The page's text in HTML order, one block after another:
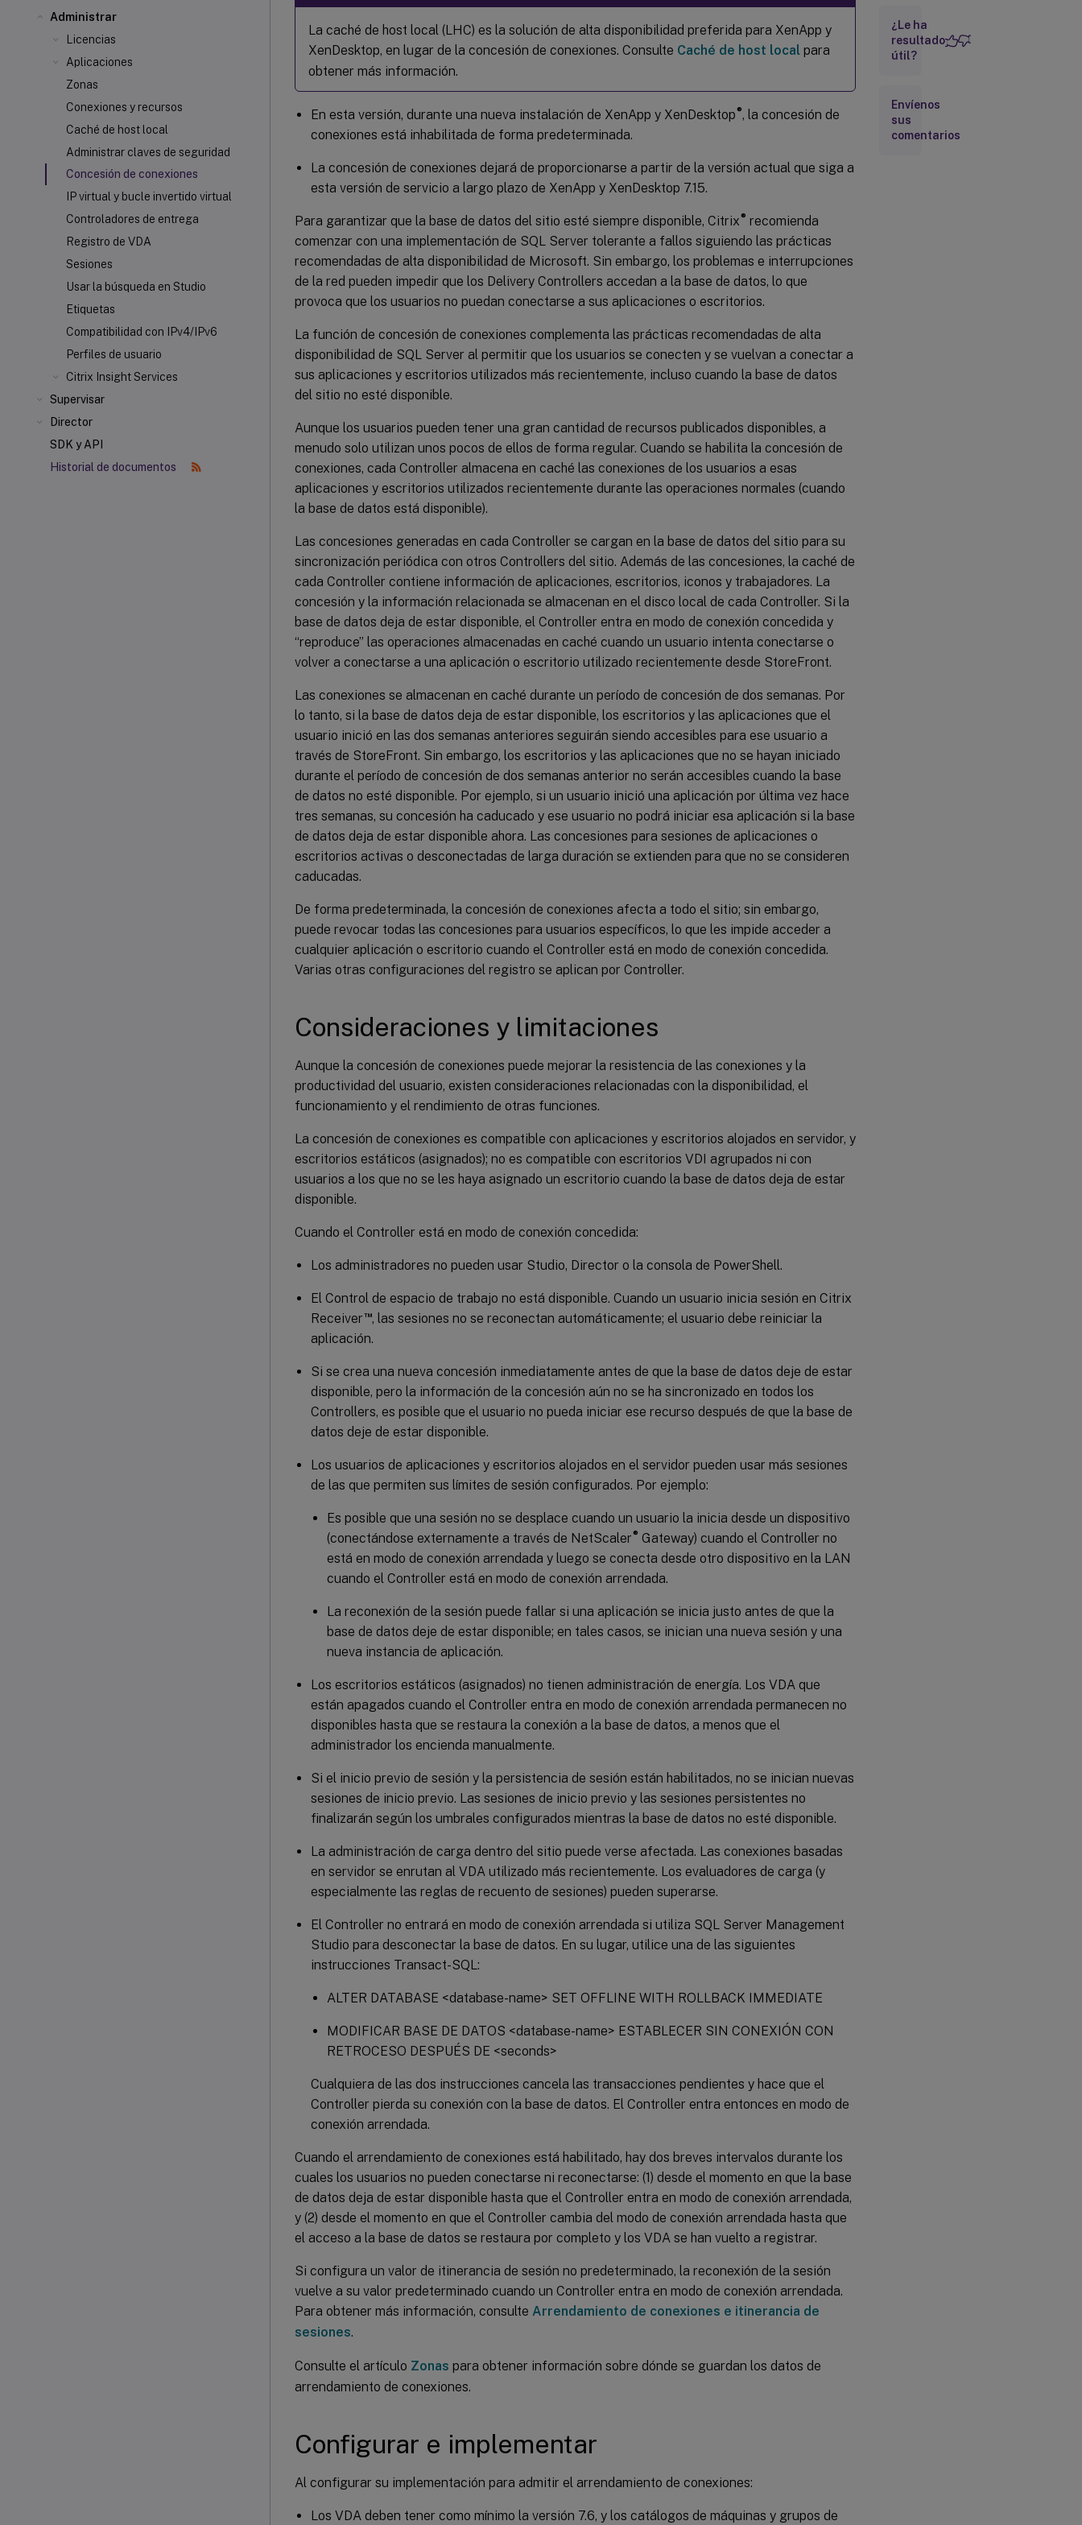
Administrar
Licencias
Aplicaciones
Zonas
Conexiones y recursos
Caché de host local
Administrar claves de seguridad
Concesión de conexiones
IP virtual y bucle invertido virtual
Controladores de entrega
Registro de VDA
Sesiones
Usar la búsqueda en Studio
Etiquetas
Compatibilidad con IPv4/IPv6
Perfiles de usuario
Citrix Insight Services
Supervisar
Director
SDK y API
Historial de documentos
La caché de host local (LHC) es la solución de alta disponibilidad preferida para XenApp y
XenDesktop, en lugar de la concesión de conexiones. Consulte Caché de host local para
obtener más información.
En esta versión, durante una nueva instalación de XenApp y XenDesktop®, la concesión de
conexiones está inhabilitada de forma predeterminada.
La concesión de conexiones dejará de proporcionarse a partir de la versión actual que siga a
esta versión de servicio a largo plazo de XenApp y XenDesktop 7.15.
Para garantizar que la base de datos del sitio esté siempre disponible, Citrix® recomienda
comenzar con una implementación de SQL Server tolerante a fallos siguiendo las prácticas
recomendadas de alta disponibilidad de Microsoft. Sin embargo, los problemas e interrupciones
de la red pueden impedir que los Delivery Controllers accedan a la base de datos, lo que
provoca que los usuarios no puedan conectarse a sus aplicaciones o escritorios.
La función de concesión de conexiones complementa las prácticas recomendadas de alta
disponibilidad de SQL Server al permitir que los usuarios se conecten y se vuelvan a conectar a
sus aplicaciones y escritorios utilizados más recientemente, incluso cuando la base de datos
del sitio no esté disponible.
Aunque los usuarios pueden tener una gran cantidad de recursos publicados disponibles, a
menudo solo utilizan unos pocos de ellos de forma regular. Cuando se habilita la concesión de
conexiones, cada Controller almacena en caché las conexiones de los usuarios a esas
aplicaciones y escritorios utilizados recientemente durante las operaciones normales (cuando
la base de datos está disponible).
Las concesiones generadas en cada Controller se cargan en la base de datos del sitio para su
sincronización periódica con otros Controllers del sitio. Además de las concesiones, la caché de
cada Controller contiene información de aplicaciones, escritorios, iconos y trabajadores. La
concesión y la información relacionada se almacenan en el disco local de cada Controller. Si la
base de datos deja de estar disponible, el Controller entra en modo de conexión concedida y
“reproduce” las operaciones almacenadas en caché cuando un usuario intenta conectarse o
volver a conectarse a una aplicación o escritorio utilizado recientemente desde StoreFront.
Las conexiones se almacenan en caché durante un período de concesión de dos semanas. Por
lo tanto, si la base de datos deja de estar disponible, los escritorios y las aplicaciones que el
usuario inició en las dos semanas anteriores seguirán siendo accesibles para ese usuario a
través de StoreFront. Sin embargo, los escritorios y las aplicaciones que no se hayan iniciado
durante el período de concesión de dos semanas anterior no serán accesibles cuando la base
de datos no esté disponible. Por ejemplo, si un usuario inició una aplicación por última vez hace
tres semanas, su concesión ha caducado y ese usuario no podrá iniciar esa aplicación si la base
de datos deja de estar disponible ahora. Las concesiones para sesiones de aplicaciones o
escritorios activas o desconectadas de larga duración se extienden para que no se consideren
caducadas.
De forma predeterminada, la concesión de conexiones afecta a todo el sitio; sin embargo,
puede revocar todas las concesiones para usuarios específicos, lo que les impide acceder a
cualquier aplicación o escritorio cuando el Controller está en modo de conexión concedida.
Varias otras configuraciones del registro se aplican por Controller.
Consideraciones y limitaciones
Aunque la concesión de conexiones puede mejorar la resistencia de las conexiones y la
productividad del usuario, existen consideraciones relacionadas con la disponibilidad, el
funcionamiento y el rendimiento de otras funciones.
La concesión de conexiones es compatible con aplicaciones y escritorios alojados en servidor, y
escritorios estáticos (asignados); no es compatible con escritorios VDI agrupados ni con
usuarios a los que no se les haya asignado un escritorio cuando la base de datos deja de estar
disponible.
Cuando el Controller está en modo de conexión concedida:
Los administradores no pueden usar Studio, Director o la consola de PowerShell.
El Control de espacio de trabajo no está disponible. Cuando un usuario inicia sesión en Citrix
Receiver™, las sesiones no se reconectan automáticamente; el usuario debe reiniciar la
aplicación.
Si se crea una nueva concesión inmediatamente antes de que la base de datos deje de estar
disponible, pero la información de la concesión aún no se ha sincronizado en todos los
Controllers, es posible que el usuario no pueda iniciar ese recurso después de que la base de
datos deje de estar disponible.
Los usuarios de aplicaciones y escritorios alojados en el servidor pueden usar más sesiones
de las que permiten sus límites de sesión configurados. Por ejemplo:
Es posible que una sesión no se desplace cuando un usuario la inicia desde un dispositivo
(conectándose externamente a través de NetScaler® Gateway) cuando el Controller no
está en modo de conexión arrendada y luego se conecta desde otro dispositivo en la LAN
cuando el Controller está en modo de conexión arrendada.
La reconexión de la sesión puede fallar si una aplicación se inicia justo antes de que la
base de datos deje de estar disponible; en tales casos, se inician una nueva sesión y una
nueva instancia de aplicación.
Los escritorios estáticos (asignados) no tienen administración de energía. Los VDA que
están apagados cuando el Controller entra en modo de conexión arrendada permanecen no
disponibles hasta que se restaura la conexión a la base de datos, a menos que el
administrador los encienda manualmente.
Si el inicio previo de sesión y la persistencia de sesión están habilitados, no se inician nuevas
sesiones de inicio previo. Las sesiones de inicio previo y las sesiones persistentes no
finalizarán según los umbrales configurados mientras la base de datos no esté disponible.
La administración de carga dentro del sitio puede verse afectada. Las conexiones basadas
en servidor se enrutan al VDA utilizado más recientemente. Los evaluadores de carga (y
especialmente las reglas de recuento de sesiones) pueden superarse.
El Controller no entrará en modo de conexión arrendada si utiliza SQL Server Management
Studio para desconectar la base de datos. En su lugar, utilice una de las siguientes
instrucciones Transact-SQL:
ALTER DATABASE <database-name> SET OFFLINE WITH ROLLBACK IMMEDIATE
MODIFICAR BASE DE DATOS <database-name> ESTABLECER SIN CONEXIÓN CON
RETROCESO DESPUÉS DE <seconds>
Cualquiera de las dos instrucciones cancela las transacciones pendientes y hace que el
Controller pierda su conexión con la base de datos. El Controller entra entonces en modo de
conexión arrendada.
Cuando el arrendamiento de conexiones está habilitado, hay dos breves intervalos durante los
cuales los usuarios no pueden conectarse ni reconectarse: (1) desde el momento en que la base
de datos deja de estar disponible hasta que el Controller entra en modo de conexión arrendada,
y (2) desde el momento en que el Controller cambia del modo de conexión arrendada hasta que
el acceso a la base de datos se restaura por completo y los VDA se han vuelto a registrar.
Si configura un valor de itinerancia de sesión no predeterminado, la reconexión de la sesión
vuelve a su valor predeterminado cuando un Controller entra en modo de conexión arrendada.
Para obtener más información, consulte Arrendamiento de conexiones e itinerancia de
sesiones.
Consulte el artículo Zonas para obtener información sobre dónde se guardan los datos de
arrendamiento de conexiones.
Configurar e implementar
Al configurar su implementación para admitir el arrendamiento de conexiones:
Los VDA deben tener como mínimo la versión 7.6, y los catálogos de máquinas y grupos de
¿Le ha
resultado
útil?
Envíenos
sus
comentarios